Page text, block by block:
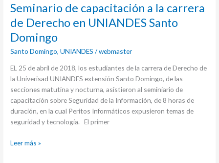
Seminario de capacitación a la carrera
de Derecho en UNIANDES Santo
Domingo
Santo Domingo,UNIANDES /webmaster
EL 25 de abril de 2018, los estudiantes de la carrera de Derecho de
la Univerisad UNIANDES extensión Santo Domingo, de las
secciones matutina y nocturna, asistieron al seminiario de
capacitación sobre Seguridad de la Información, de 8 horas de
duración, en la cual Peritos Informáticos expusieron temas de
seguridad y tecnología. El primer
Seminario
capacitación
la
de
Derecho
en
UNIANDES
Santo
Domingo
Leer más »